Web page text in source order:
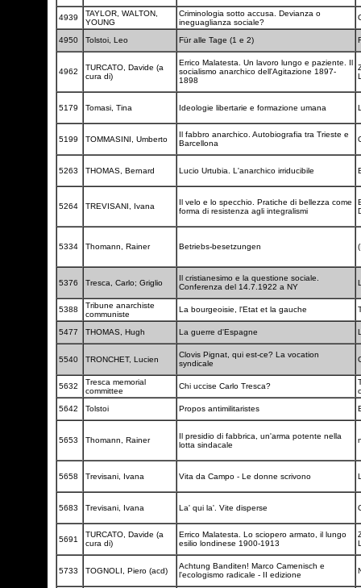
4939
TAYLOR, WALTON,
YOUNG
Criminologia sotto accusa. Devianza o
ineguaglianza sociale?
4950 Tolstoi, Leo Für alle Tage (1 e 2)
4962
TURCATO, Davide (a
cura di)
Errico Malatesta. Un lavoro lungo e paziente. Il
socialismo anarchico dell'Agitazione 1897-
1898
5179 Tomasi, Tina Ideologie libertarie e formazione umana
5199 TOMMASINI, Umberto
Il fabbro anarchico. Autobiografia tra Trieste e
Barcellona
5263 THOMAS, Bernard Lucio Urtubia. L'anarchico irriducibile
5264 TREVISANI, Ivana
Il velo e lo specchio. Pratiche di bellezza come
forma di resistenza agli integralismi
5334 Thomann, Rainer Betriebs-besetzungen
5376 Tresca, Carlo; Griglio
Il cristianesimo e la questione sociale.
Conferenza del 14.7.1922 a NY
5388
Tribune anarchiste
communiste
La bourgeoisie, l'Etat et la gauche
5477 THOMAS, Hugh La guerre d'Espagne
5540 TRONCHET, Lucien
Clovis Pignat, qui est-ce? La vocation
syndicale
5632
Tresca memorial
committee
Chi uccise Carlo Tresca?
5642
Tolstoi Propos antimilitaristes
5653 Thomann, Rainer
Il presidio di fabbrica, un'arma potente nella
lotta sindacale
5658 Trevisani, Ivana Vita da Campo - Le donne scrivono
5683 Trevisani, Ivana La' qui la'. Vite disperse
5691
TURCATO, Davide (a
cura di)
Errico Malatesta. Lo sciopero armato, il lungo
esilio londinese 1900-1913
5733 TOGNOLI, Piero (acd)
Achtung Banditen! Marco Camenisch e
l'ecologismo radicale - II edizione